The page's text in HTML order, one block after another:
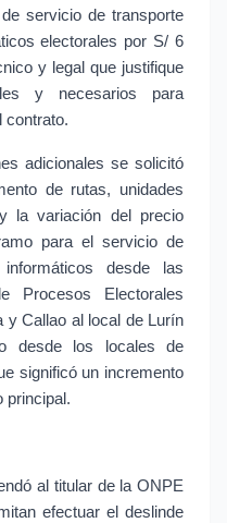
servicio de transporte
electorales por S/ 6
y legal que justifique
y necesarios para
contrato.
adicionales se solicitó
de rutas, unidades
la variación del precio
para el servicio de
desde las
Procesos Electorales
y Callao al local de Lurín
desde los locales de
significó un incremento
principal.
al titular de la ONPE
efectuar el deslinde